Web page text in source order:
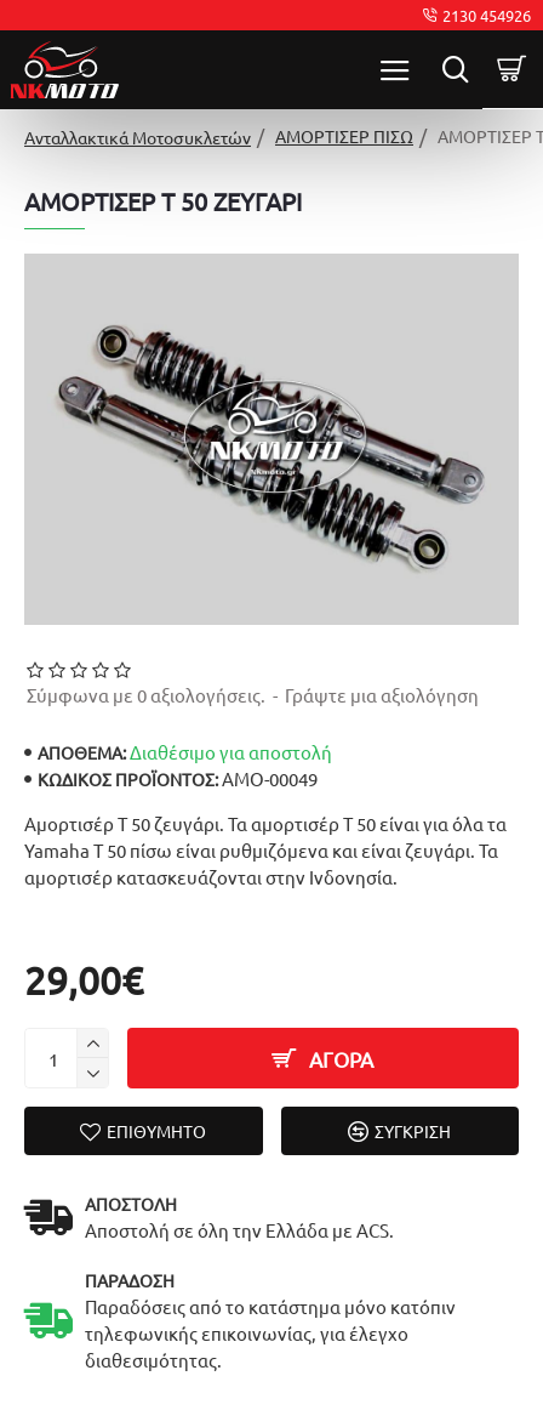
2130 454926
Ανταλλακτικά Μοτοσυκλετών ΑΜΟΡΤΙΣΕΡ ΠΙΣΩ ΑΜΟΡΤΙΣΕΡ
ΑΜΟΡΤΙΣΕΡ T 50 ΖΕΥΓΑΡΙ
Αμορτισέρ T 50 ζευγάρι. Τα αμορτισέρ T 50 είναι για όλα τα
Yamaha T 50 πίσω είναι ρυθμιζόμενα και είναι ζευγάρι. Τα
αμορτισέρ κατασκευάζονται στην Ινδονησία.
ΑΠΟΘΕΜΑ:Διαθέσιμο για αποστολή
ΚΩΔΙΚΌΣ ΠΡΟΪΌΝΤΟΣ:ΑΜΟ-00049
Σύμφωνα με 0 αξιολογήσεις. - Γράψτε μια αξιολόγηση
29,00€
ΑΓΟΡΑ
ΕΠΙΘΥΜΗΤΌ ΣΎΓΚΡΙΣΗ
ΑΠΟΣΤΟΛΉ
Αποστολή σε όλη την Ελλάδα με ACS.
ΠΑΡΆΔΟΣΗ
Παραδόσεις από το κατάστημα μόνο κατόπιν
τηλεφωνικής επικοινωνίας, για έλεγχο
διαθεσιμότητας.